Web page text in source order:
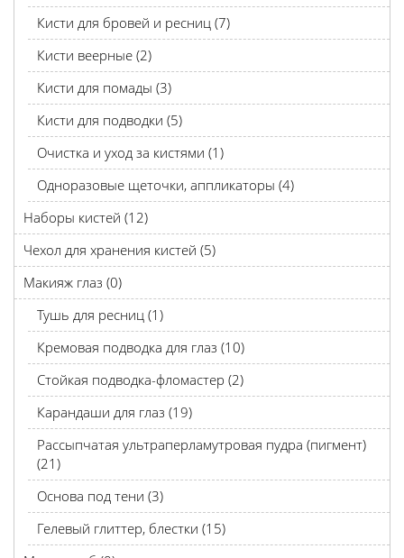
Кисти для бровей и ресниц (7)
Кисти веерные (2)
Кисти для помады (3)
Кисти для подводки (5)
Очистка и уход за кистями (1)
Одноразовые щеточки, аппликаторы (4)
Наборы кистей (12)
Чехол для хранения кистей (5)
Макияж глаз (0)
Тушь для ресниц (1)
Кремовая подводка для глаз (10)
Стойкая подводка-фломастер (2)
Карандаши для глаз (19)
Рассыпчатая ультраперламутровая пудра (пигмент)
(21)
Основа под тени (3)
Гелевый глиттер, блестки (15)